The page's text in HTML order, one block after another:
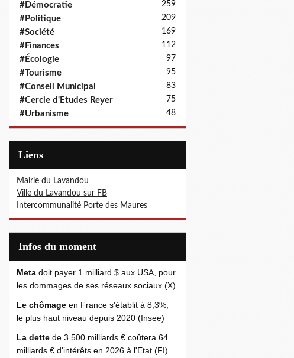
#Démocratie 259
#Politique 209
#Société 169
#Finances 112
#Écologie 97
#Tourisme 95
#Conseil Municipal 83
#Cercle d'Etudes Reyer 75
#Urbanisme 48
Liens
Mairie du Lavandou
Ville du Lavandou sur FB
Intercommunalité Porte des Maures
Infos du moment
Meta doit payer 1 milliard $ aux USA, pour
les dommages de ses réseaux sociaux (X)
Le chômage en France s'établit à 8,3%,
le plus haut niveau depuis 2020 (Insee)
La dette de 3 500 milliards € coûtera 64
milliards € d'intérêts en 2026 à l'Etat (FI)